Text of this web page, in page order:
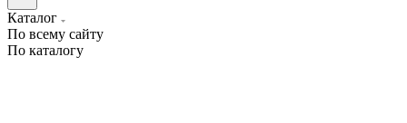
Каталог
По всему сайту
По каталогу